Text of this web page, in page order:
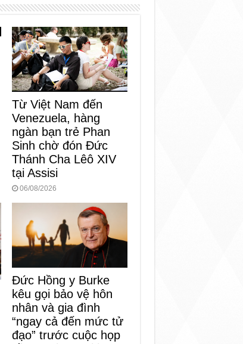
Từ Việt Nam đến
Venezuela, hàng
ngàn bạn trẻ Phan
Sinh chờ đón Đức
Thánh Cha Lêô XIV
tại Assisi
06/08/2026
Đức Hồng y Burke
kêu gọi bảo vệ hôn
nhân và gia đình
“ngay cả đến mức tử
đạo” trước cuộc họp